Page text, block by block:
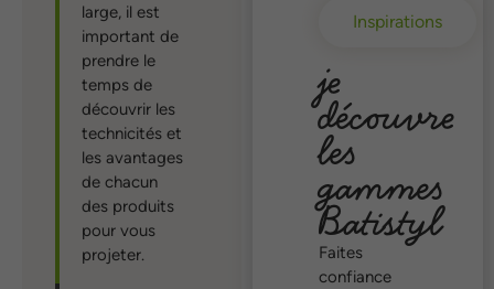
large, il est
important de
prendre le
temps de
découvrir les
technicités et
les avantages
de chacun
des produits
pour vous
projeter.
Inspirations
je
découvre
les
gammes
Batistyl
Faites
confiance